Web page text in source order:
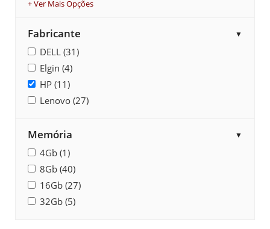
+ Ver Mais Opções
Fabricante ▼
DELL (31)
Elgin (4)
HP (11)
Lenovo (27)
Memória ▼
4Gb (1)
8Gb (40)
16Gb (27)
32Gb (5)